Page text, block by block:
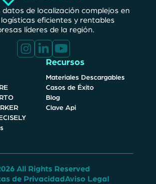
de localización complejos en
eficientes y rentables
líderes de la región.
Recursos
Materiales Descargables
Casos de Éxito
Blog
Clave Api
All Rights Reserved
de PrivacidadAviso Legal